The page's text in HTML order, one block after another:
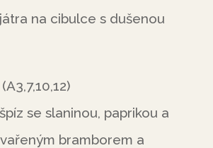
na cibulce s dušenou
se slaninou, paprikou a
bramborem a